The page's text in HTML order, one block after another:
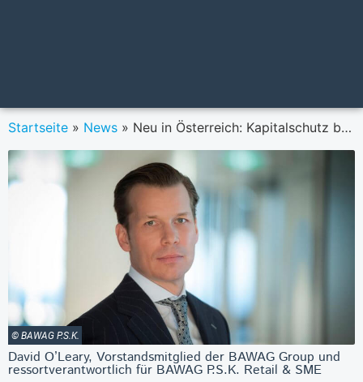
Startseite » News » Neu in Österreich: Kapitalschutz bei Fonds-Sparplänen
© BAWAG P.S.K.
David O’Leary, Vorstandsmitglied der BAWAG Group und
ressortverantwortlich für BAWAG P.S.K. Retail & SME